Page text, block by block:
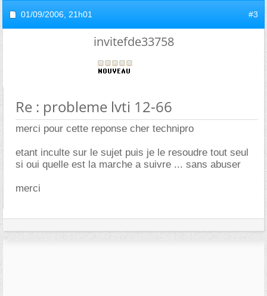
01/09/2006, 21h01 #3
invitefde33758
Re : probleme lvti 12-66
merci pour cette reponse cher technipro
etant inculte sur le sujet puis je le resoudre tout seul
si oui quelle est la marche a suivre ... sans abuser
merci